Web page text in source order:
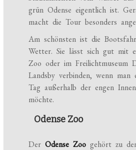
grün Odense eigentlich ist.
macht die Tour besonders
Am schönsten ist die
Wetter. Sie lässt sich gut mit
Zoo oder im Freilichtmuseum
Landsby verbinden, wenn man
Tag außerhalb der engen
möchte.
Odense Zoo
DerOdense Zoo gehört zu